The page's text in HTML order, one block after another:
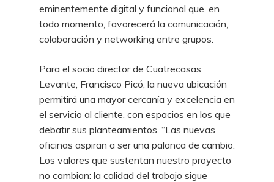
eminentemente digital y funcional que, en
todo momento, favorecerá la comunicación,
colaboración y networking entre grupos.
Para el socio director de Cuatrecasas
Levante, Francisco Picó, la nueva ubicación
permitirá una mayor cercanía y excelencia en
el servicio al cliente, con espacios en los que
debatir sus planteamientos. “Las nuevas
oficinas aspiran a ser una palanca de cambio.
Los valores que sustentan nuestro proyecto
no cambian: la calidad del trabajo sigue